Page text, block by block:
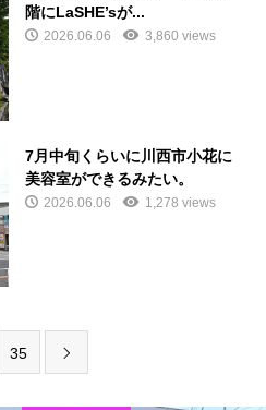
階にLaSHE’sが...
2026.06.06 3,860 views
7月中旬くらいに川西市小花に
美容室ができるみたい。
2026.06.06 1,278 views
35 